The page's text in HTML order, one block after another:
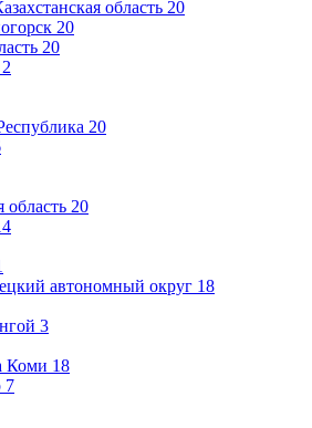
область 20
20
20
2
20
область 20
автономный округ 18
3
Коми 18
7